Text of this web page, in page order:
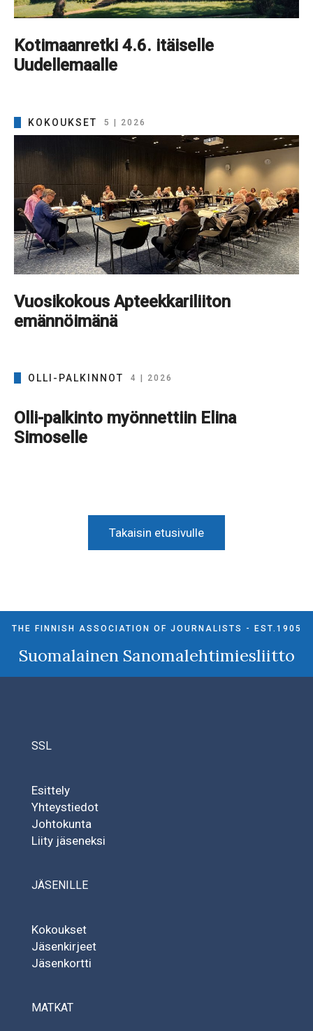
Kotimaanretki 4.6. itäiselle
Uudellemaalle
KOKOUKSET 5 | 2026
Vuosikokous Apteekkariliiton
emännöimänä
OLLI-PALKINNOT 4 | 2026
Olli-palkinto myönnettiin Elina
Simoselle
Takaisin etusivulle
THE FINNISH ASSOCIATION OF JOURNALISTS - EST.1905
Suomalainen Sanomalehtimiesliitto
SSL
Esittely
Yhteystiedot
Johtokunta
Liity jäseneksi
JÄSENILLE
Kokoukset
Jäsenkirjeet
Jäsenkortti
MATKAT